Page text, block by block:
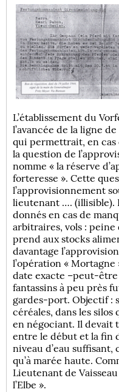
L’établissement du
l’avancée de la ligne
qui permettrait, en cas
la question de
nomme « la réserve
forteresse ». Cette
l’approvisionnement
lieutenant …. (illisible).
donnés en cas de
arbitraires, vols :
prend aux stocks
davantage
l’opération «
date exacte –peut-
fantassins à peu près
gardes-port. Objectif :
céréales, dans les
en négociant. Il devait
entre le début et la fin
niveau d’eau suffisant,
qu’à marée haute.
Lieutenant de
l’Elbe ».